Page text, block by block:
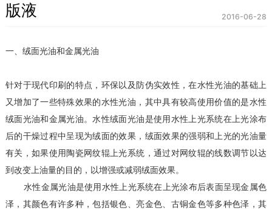
版液
2016-06-28
一、绒面光油和金属光油
针对于现代印刷的特点，环保以及防伪实效性，在水性光油的基础上
又增加了一些特殊效果的水性光油，其中具有较高使用价值的是水性
绒面光油和金属光油。水性绒面光油是使用水性上光系统在上光涂布
后的干燥过程中呈现为绒面的效果，绒面效果的强弱和上光的光油量
有关，如果使用陶瓷网纹辊上光系统，通过对网纹辊的线数调节以达
到改变上油量的目的，以增强或减弱绒面效果。
水性金属光油是使用水性上光系统在上光涂布后表面呈现金属色
泽，其颜色有许多种，包括银色、亮金色、古铜金色等多种色泽，其